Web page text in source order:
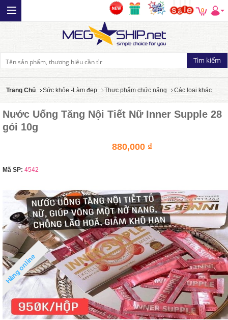
0
Trang Chủ Sức khỏe -Làm đẹp Thực phẩm chức năng Các loại khác
Nước Uống Tăng Nội Tiết Nữ Inner Supple 28
gói 10g
880,000 ₫
Mã SP: 4542
Hàng online